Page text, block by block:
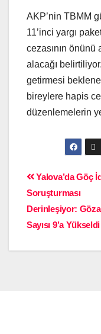
AKP’nin TBMM
11’inci yargı
cezasının
alacağı
getirmesi
bireylere hapis
düzenlemelerin
Yalova’da Göç
Soruşturması
Derinleşiyor:
Sayısı 9’a Yükseldi